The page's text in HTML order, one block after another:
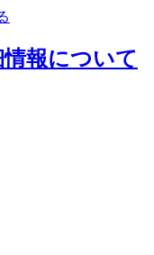
報について